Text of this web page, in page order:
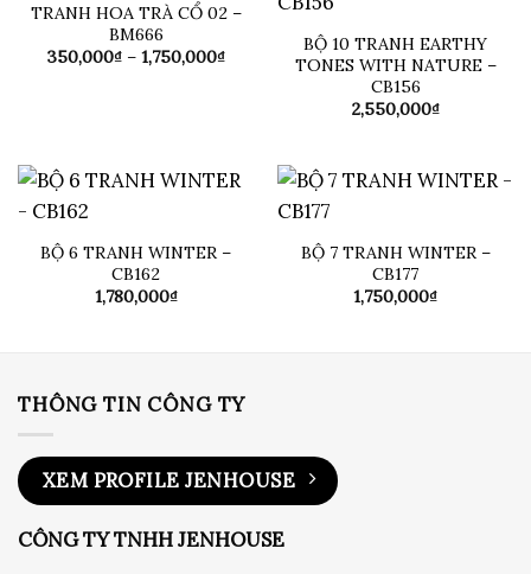
TRANH HOA TRÀ CỔ 02 –
BM666
350,000₫ – 1,750,000₫Khoảng
BỘ 10 TRANH EARTHY
TONES WITH NATURE –
CB156
2,550,000₫
BỘ 6 TRANH WINTER –
CB162
1,780,000₫
BỘ 7 TRANH WINTER –
CB177
1,750,000₫
THÔNG TIN CÔNG TY
XEM PROFILE JENHOUSE
CÔNG TY TNHH JENHOUSE